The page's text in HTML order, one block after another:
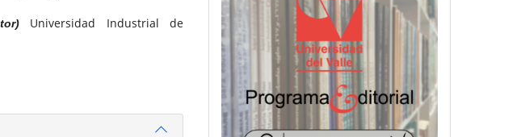
Universidad Industrial de